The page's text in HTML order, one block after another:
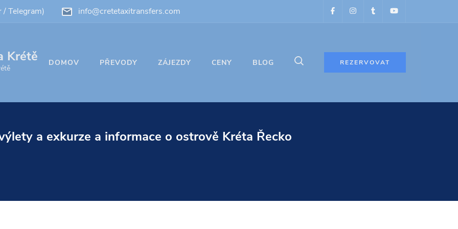
Telegram) info@cretetaxitransfers.com
Krétě DOMOV PŘEVODY ZÁJEZDY CENY BLOG REZERVOVAT
a exkurze a informace o ostrově Kréta Řecko